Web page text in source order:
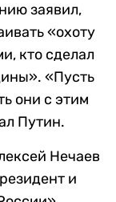
заявил,
«охоту
кто сделал
«Пусть
они с этим
Путин.
Нечаев
и